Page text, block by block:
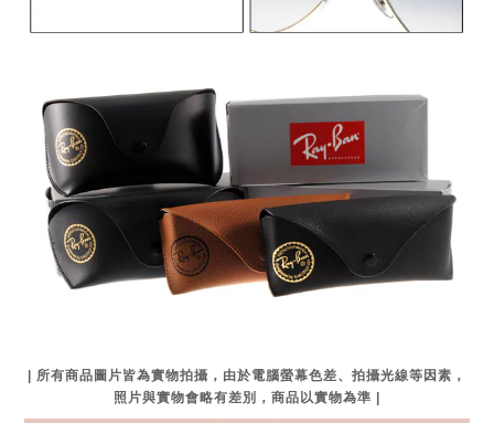
| 所有商品圖片皆為實物拍攝，由於電腦螢幕色差、拍攝光線等因素，
照片與實物會略有差別，商品以實物為準 |